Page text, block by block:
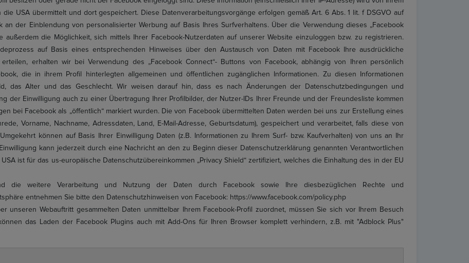
USA übermittelt und dort gespeichert. Diese Datenverarbeitungsvorgänge erfolgen gemäß Art. 6 Abs. 1 lit. f DSGVO auf
der Einblendung von personalisierter Werbung auf Basis Ihres Surfverhaltens. Über die Verwendung dieses „Facebook
außerdem die Möglichkeit, sich mittels Ihrer Facebook-Nutzerdaten auf unserer Website einzuloggen bzw. zu registrieren.
auf Basis eines entsprechenden Hinweises über den Austausch von Daten mit Facebook Ihre ausdrückliche
erhalten wir bei Verwendung des „Facebook Connect“- Buttons von Facebook, abhängig von Ihren persönlich
die in ihrem Profil hinterlegten allgemeinen und öffentlichen zugänglichen Informationen. Zu diesen Informationen
das Alter und das Geschlecht. Wir weisen darauf hin, dass es nach Änderungen der Datenschutzbedingungen und
der Einwilligung auch zu einer Übertragung Ihrer Profilbilder, der Nutzer-IDs Ihrer Freunde und der Freundesliste kommen
bei Facebook als „öffentlich“ markiert wurden. Die von Facebook übermittelten Daten werden bei uns zur Erstellung eines
Vorname, Nachname, Adressdaten, Land, E-Mail-Adresse, Geburtsdatum), gespeichert und verarbeitet, falls diese von
können auf Basis Ihrer Einwilligung Daten (z.B. Informationen zu Ihrem Surf- bzw. Kaufverhalten) von uns an Ihr
kann jederzeit durch eine Nachricht an den zu Beginn dieser Datenschutzerklärung genannten Verantwortlichen
ist für das us-europäische Datenschutzübereinkommen „Privacy Shield“ zertifiziert, welches die Einhaltung des in der EU
die weitere Verarbeitung und Nutzung der Daten durch Facebook sowie Ihre diesbezüglichen Rechte und
entnehmen Sie bitte den Datenschutzhinweisen von Facebook: https://www.facebook.com/policy.php
unseren Webauftritt gesammelten Daten unmittelbar Ihrem Facebook-Profil zuordnet, müssen Sie sich vor Ihrem Besuch
das Laden der Facebook Plugins auch mit Add-Ons für Ihren Browser komplett verhindern, z.B. mit "Adblock Plus"